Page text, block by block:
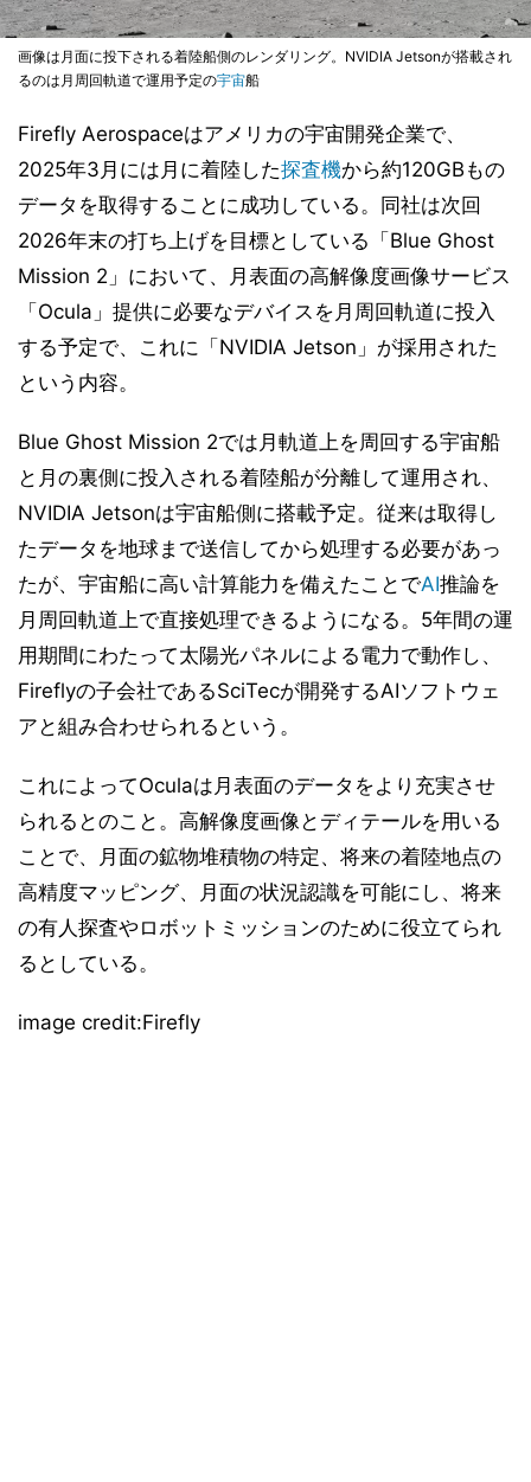
画像は月面に投下される着陸船側のレンダリング。NVIDIA Jetsonが搭載され
るのは月周回軌道で運用予定の宇宙船
Firefly Aerospaceはアメリカの宇宙開発企業で、
2025年3月には月に着陸した探査機から約120GBもの
データを取得することに成功している。同社は次回
2026年末の打ち上げを目標としている「Blue Ghost
Mission 2」において、月表面の高解像度画像サービス
「Ocula」提供に必要なデバイスを月周回軌道に投入
する予定で、これに「NVIDIA Jetson」が採用された
という内容。
Blue Ghost Mission 2では月軌道上を周回する宇宙船
と月の裏側に投入される着陸船が分離して運用され、
NVIDIA Jetsonは宇宙船側に搭載予定。従来は取得し
たデータを地球まで送信してから処理する必要があっ
たが、宇宙船に高い計算能力を備えたことでAI推論を
月周回軌道上で直接処理できるようになる。5年間の運
用期間にわたって太陽光パネルによる電力で動作し、
Fireflyの子会社であるSciTecが開発するAIソフトウェ
アと組み合わせられるという。
これによってOculaは月表面のデータをより充実させ
られるとのこと。高解像度画像とディテールを用いる
ことで、月面の鉱物堆積物の特定、将来の着陸地点の
高精度マッピング、月面の状況認識を可能にし、将来
の有人探査やロボットミッションのために役立てられ
るとしている。
image credit:Firefly